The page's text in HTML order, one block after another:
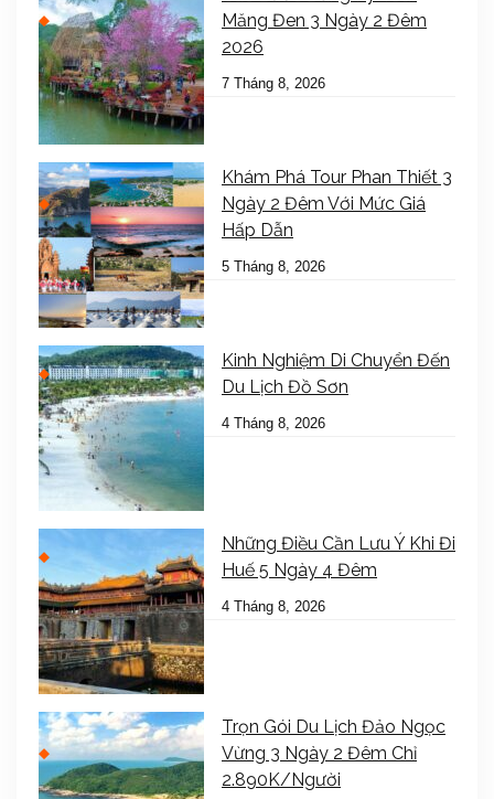
Măng Đen 3 Ngày 2 Đêm
2026
7 Tháng 8, 2026
Khám Phá Tour Phan Thiết 3
Ngày 2 Đêm Với Mức Giá
Hấp Dẫn
5 Tháng 8, 2026
Kinh Nghiệm Di Chuyển Đến
Du Lịch Đồ Sơn
4 Tháng 8, 2026
Những Điều Cần Lưu Ý Khi Đi
Huế 5 Ngày 4 Đêm
4 Tháng 8, 2026
Trọn Gói Du Lịch Đảo Ngọc
Vừng 3 Ngày 2 Đêm Chỉ
2.890K/Người